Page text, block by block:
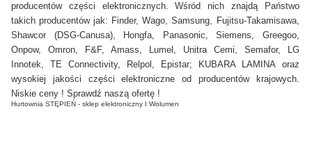
producentów części elektronicznych. Wśród nich znajdą Państwo
takich producentów jak: Finder, Wago, Samsung, Fujitsu-Takamisawa,
Shawcor (DSG-Canusa), Hongfa, Panasonic, Siemens, Greegoo,
Onpow, Omron, F&F, Amass, Lumel, Unitra Cemi, Semafor, LG
Innotek, TE Connectivity, Relpol, Epistar; KUBARA LAMINAoraz
wysokiej jakości części elektroniczne od producentów krajowych.
Niskie ceny ! Sprawdź naszą ofertę !
Hurtownia STĘPIEŃ - sklep elektroniczny I Wolumen